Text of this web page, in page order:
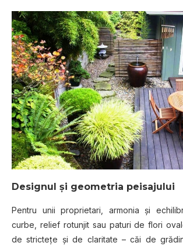
Designul şi geometria peisajului
Pentru unii proprietari, armonia şi
curbe, relief rotunjit sau paturi de flori
de stricteţe şi de claritate – căi de